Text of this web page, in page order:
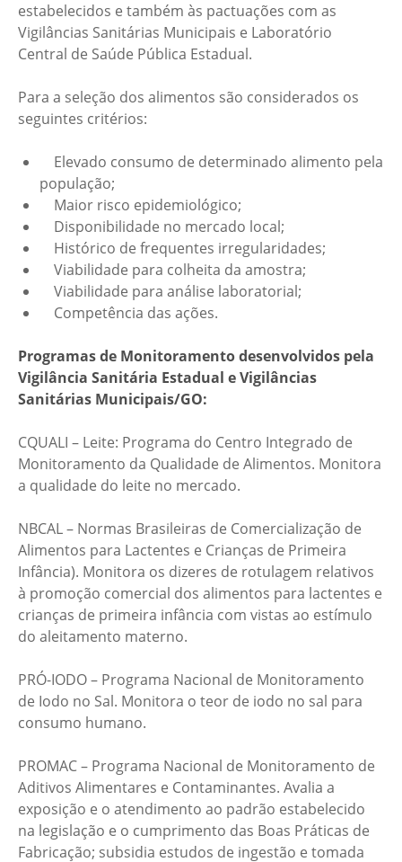
estabelecidos e também às pactuações com as
Vigilâncias Sanitárias Municipais e Laboratório
Central de Saúde Pública Estadual.
Para a seleção dos alimentos são considerados os
seguintes critérios:
Elevado consumo de determinado alimento pela
população;
Maior risco epidemiológico;
Disponibilidade no mercado local;
Histórico de frequentes irregularidades;
Viabilidade para colheita da amostra;
Viabilidade para análise laboratorial;
Competência das ações.
Programas de Monitoramento desenvolvidos pela
Vigilância Sanitária Estadual e Vigilâncias
Sanitárias Municipais/GO:
CQUALI – Leite: Programa do Centro Integrado de
Monitoramento da Qualidade de Alimentos. Monitora
a qualidade do leite no mercado.
NBCAL – Normas Brasileiras de Comercialização de
Alimentos para Lactentes e Crianças de Primeira
Infância). Monitora os dizeres de rotulagem relativos
à promoção comercial dos alimentos para lactentes e
crianças de primeira infância com vistas ao estímulo
do aleitamento materno.
PRÓ-IODO – Programa Nacional de Monitoramento
de Iodo no Sal. Monitora o teor de iodo no sal para
consumo humano.
PROMAC – Programa Nacional de Monitoramento de
Aditivos Alimentares e Contaminantes. Avalia a
exposição e o atendimento ao padrão estabelecido
na legislação e o cumprimento das Boas Práticas de
Fabricação; subsidia estudos de ingestão e tomada